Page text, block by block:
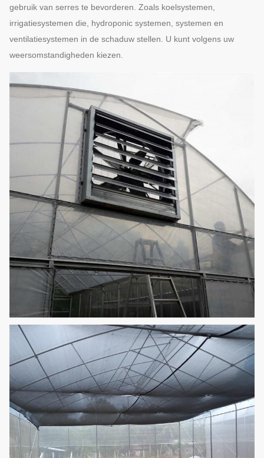
gebruik van serres te bevorderen. Zoals koelsystemen,
irrigatiesystemen die, hydroponic systemen, systemen en
ventilatiesystemen in de schaduw stellen. U kunt volgens uw
weersomstandigheden kiezen.